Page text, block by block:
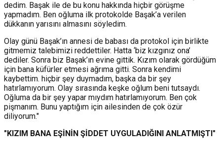
dedim. Başak ile de bu konu hakkında hiçbir görüşme
yapmadım. Ben oğluma ilk protokolde Başak’a verilen
dükkanın yarısını almasını söyledim.
Olay günü Başak’ın annesi de babası da protokol için birlikte
gitmemiz talebimizi reddettiler. Hatta ‘biz kızgınız ona’
dediler. Sonra biz Başak’ın evine gittik. Kızım olarak gördüğüm
için bana küfürler etmesi ağrıma gitti. Sonra kendimi
kaybettim. hiçbir şey duymadım, başka da bir şey
hatırlamıyorum. Olay sırasında keşke oğlum beni tutsaydı.
Oğluma da bir şey yapar mıydım hatırlamıyorum. Ben çok
pişmanım. Bunu yaptığım için ailesinden de çok özür
diliyorum."
"KIZIM BANA EŞİNİN ŞİDDET UYGULADIĞINI ANLATMIŞTI"